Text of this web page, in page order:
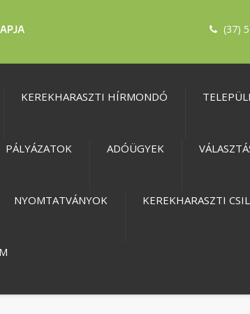
(37)
KEREKHARASZTI HÍRMONDÓ
PÁLYÁZATOK ADÓÜGYEK
NYOMTATVÁNYOK KEREKHARASZTI